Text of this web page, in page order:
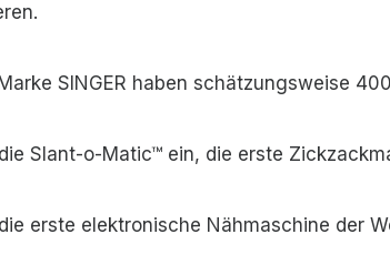
SINGER haben schätzungsweise
Slant-o-Matic™ ein, die erste
erste elektronische Nähmaschine der